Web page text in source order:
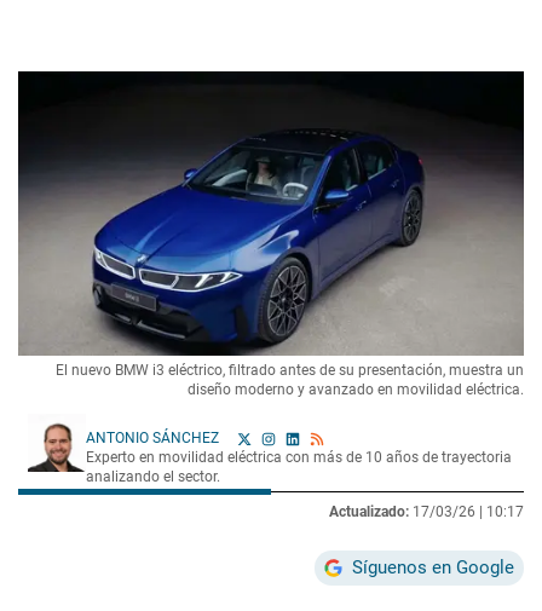
El nuevo BMW i3 eléctrico, filtrado antes de su presentación, muestra un
diseño moderno y avanzado en movilidad eléctrica.
ANTONIO SÁNCHEZ
Experto en movilidad eléctrica con más de 10 años de trayectoria
analizando el sector.
Actualizado: 17/03/26 | 10:17
Síguenos en Google